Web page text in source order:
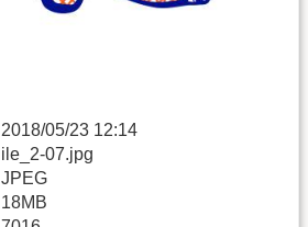
2018/05/23 12:14
ile_2-07.jpg
JPEG
18MB